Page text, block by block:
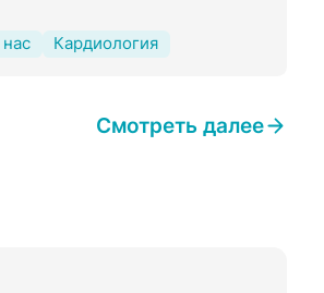
Кардиология
Смотреть далее